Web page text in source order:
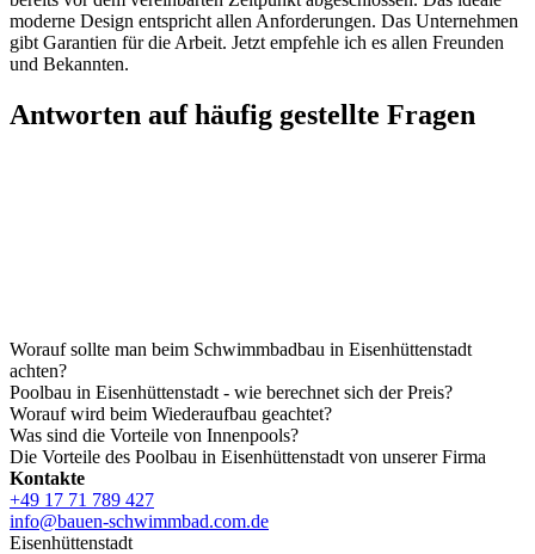
moderne Design entspricht allen Anforderungen. Das Unternehmen
gibt Garantien für die Arbeit. Jetzt empfehle ich es allen Freunden
und Bekannten.
Antworten auf häufig gestellte Fragen
Worauf sollte man beim Schwimmbadbau in Eisenhüttenstadt
achten?
Poolbau in Eisenhüttenstadt - wie berechnet sich der Preis?
Worauf wird beim Wiederaufbau geachtet?
Was sind die Vorteile von Innenpools?
Die Vorteile des Poolbau in Eisenhüttenstadt von unserer Firma
Kontakte
+49 17 71 789 427
info@bauen-schwimmbad.com.de
Eisenhüttenstadt